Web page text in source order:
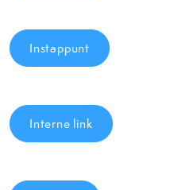
Instappunt
Interne link